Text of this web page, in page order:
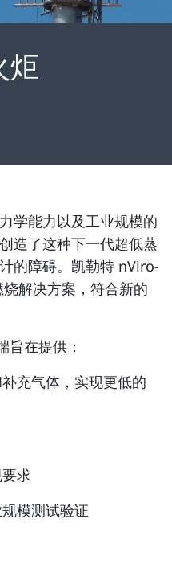
炬
学能力以及工业规模的
造了这种下一代超低蒸
的障碍。凯勒特 nViro-
解决方案，符合新的
旨在提供：
充气体，实现更低的
求
模测试验证